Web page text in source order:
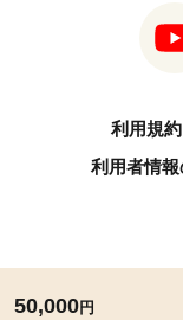
50,000円
利用規約
利用者情